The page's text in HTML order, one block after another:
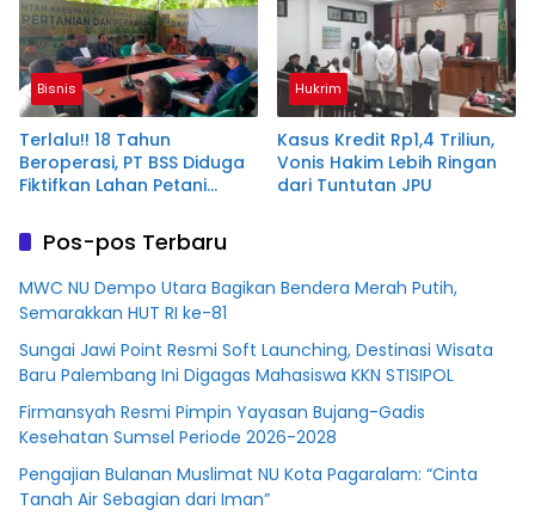
Bisnis
Terlalu!! 18 Tahun
Beroperasi, PT BSS Diduga
Fiktifkan Lahan Petani
Hukrim
Kasus Kredit Rp1,4 Triliun,
Vonis Hakim Lebih Ringan
dari Tuntutan JPU
Pos-pos Terbaru
MWC NU Dempo Utara Bagikan Bendera Merah Putih,
Semarakkan HUT RI ke-81
Sungai Jawi Point Resmi Soft Launching, Destinasi Wisata
Baru Palembang Ini Digagas Mahasiswa KKN STISIPOL
Firmansyah Resmi Pimpin Yayasan Bujang-Gadis
Kesehatan Sumsel Periode 2026-2028
Pengajian Bulanan Muslimat NU Kota Pagaralam: “Cinta
Tanah Air Sebagian dari Iman”